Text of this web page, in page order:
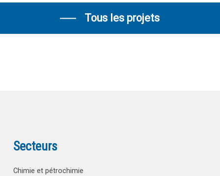
Tous les projets
Secteurs
Chimie et pétrochimie